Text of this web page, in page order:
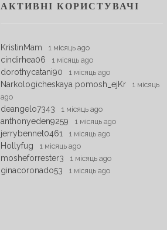
АКТИВНІ КОРИСТУВАЧІ
KristinMam 1 місяць ago
cindirhea06 1 місяць ago
dorothycatani90 1 місяць ago
Narkologicheskaya pomosh_ejKr
1 місяць
ago
deangelo7343 1 місяць ago
anthonyeden9259 1 місяць ago
jerrybennet0461 1 місяць ago
Hollyfug 1 місяць ago
mosheforrester3 1 місяць ago
ginacoronado53 1 місяць ago